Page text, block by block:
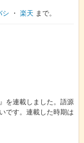
シ ・ 楽天 まで。
を連載しました。語源
です。連載した時期は